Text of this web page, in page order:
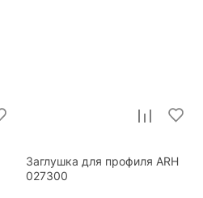
Заглушка для профиля ARH
027300